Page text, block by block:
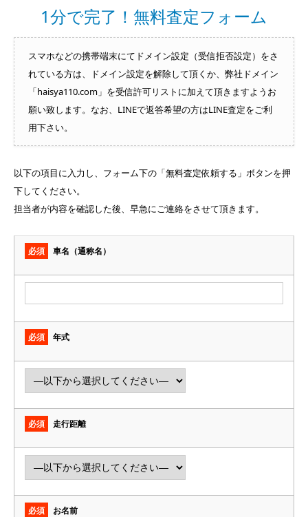
1分で完了！無料査定フォーム
スマホなどの携帯端末にてドメイン設定（受信拒否設定）をさ
れている方は、ドメイン設定を解除して頂くか、弊社ドメイン
「haisya110.com」を受信許可リストに加えて頂きますようお
願い致します。なお、LINEで返答希望の方はLINE査定をご利
用下さい。
以下の項目に入力し、フォーム下の「無料査定依頼する」ボタンを押
下してください。
担当者が内容を確認した後、早急にご連絡をさせて頂きます。
必須 車名（通称名）
必須 年式
必須 走行距離
必須 お名前